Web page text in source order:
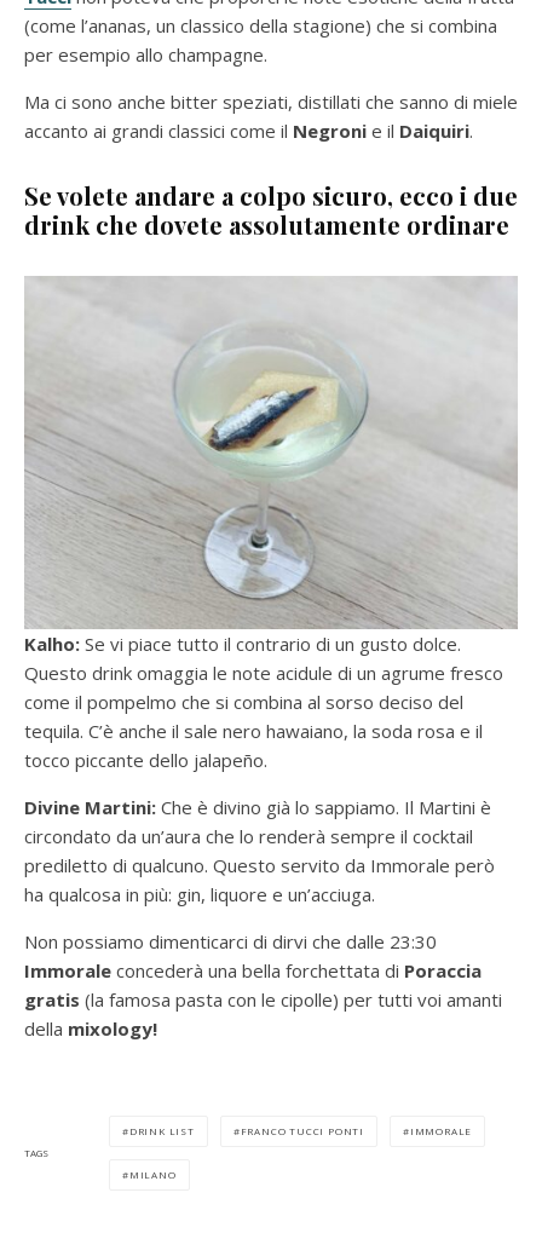
(come l’ananas, un classico della stagione) che si combina
per esempio allo champagne.
Ma ci sono anche bitter speziati, distillati che sanno di miele
accanto ai grandi classici come il Negroni e il Daiquiri.
Se volete andare a colpo sicuro, ecco i due
drink che dovete assolutamente ordinare
Kalho: Se vi piace tutto il contrario di un gusto dolce.
Questo drink omaggia le note acidule di un agrume fresco
come il pompelmo che si combina al sorso deciso del
tequila. C’è anche il sale nero hawaiano, la soda rosa e il
tocco piccante dello jalapeño.
Divine Martini: Che è divino già lo sappiamo. Il Martini è
circondato da un’aura che lo renderà sempre il cocktail
prediletto di qualcuno. Questo servito da Immorale però
ha qualcosa in più: gin, liquore e un’acciuga.
Non possiamo dimenticarci di dirvi che dalle 23:30
Immorale concederà una bella forchettata di Poraccia
gratis (la famosa pasta con le cipolle) per tutti voi amanti
della mixology!
TAGS
DRINK LIST FRANCO TUCCI PONTI IMMORALE
MILANO